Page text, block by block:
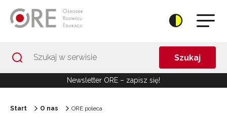
Szukaj
Newsletter ORE – zapisz się!
Start O nas ORE poleca